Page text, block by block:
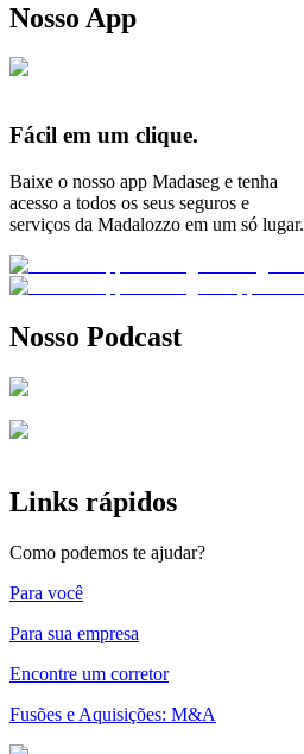
Nosso App
Fácil em um clique.
Baixe o nosso app Madaseg e tenha
acesso a todos os seus seguros e
serviços da Madalozzo em um só lugar.
Nosso Podcast
Links rápidos
Como podemos te ajudar?
Para você
Para sua empresa
Encontre um corretor
Fusões e Aquisições: M&A